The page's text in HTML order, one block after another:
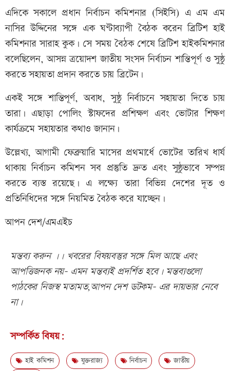
‎এদিকে সকালে প্রধান নির্বাচন কমিশনার (সিইসি) এ এম এম
নাসির উদ্দিনের সঙ্গে এক ঘণ্টাব্যাপী বৈঠক করেন ব্রিটিশ হাই
কমিশনার সারাহ কুক। সে সময় বৈঠক শেষে ব্রিটিশ হাইকমিশনার
বলেছিলেন, আসন্ন ত্রয়োদশ জাতীয় সংসদ নির্বাচন শান্তিপূর্ণ ও সুষ্ঠু
করতে সহায়তা প্রদান করতে চায় ব্রিটেন।
একই সঙ্গে শান্তিপূর্ণ, অবাধ, সুষ্ঠু নির্বাচনে সহায়তা দিতে চায়
তারা। এছাড়া পোলিং স্টাফদের প্রশিক্ষণ এবং ভোটার শিক্ষণ
কার্যক্রমে সহায়তার কথাও জানান।
‎উল্লেখ্য, আগামী ফেব্রুয়ারি মাসের প্রথমার্ধে ভোটের তারিখ ধার্য
থাকায় নির্বাচন কমিশন সব প্রস্তুতি দ্রুত এবং সুষ্ঠুভাবে সম্পন্ন
করতে ব্যস্ত রয়েছে। এ লক্ষ্যে তারা বিভিন্ন দেশের দূত ও
প্রতিনিধিদের সঙ্গে নিয়মিত বৈঠক করে যাচ্ছেন।
আপন দেশ/এমএইচ
মন্তব্য করুন ।। খবরের বিষয়বস্তুর সঙ্গে মিল আছে এবং
আপত্তিজনক নয়- এমন মন্তব্যই প্রদর্শিত হবে। মন্তব্যগুলো
পাঠকের নিজস্ব মতামত,আপন দেশ ডটকম- এর দায়ভার নেবে
না।
সম্পর্কিত বিষয়:
হাই কমিশন যুক্তরাজ্য নির্বাচন
জাতীয়